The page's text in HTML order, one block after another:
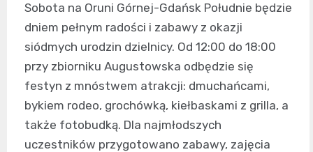
Sobota na Oruni Górnej-Gdańsk Południe będzie
dniem pełnym radości i zabawy z okazji
siódmych urodzin dzielnicy. Od 12:00 do 18:00
przy zbiorniku Augustowska odbędzie się
festyn z mnóstwem atrakcji: dmuchańcami,
bykiem rodeo, grochówką, kiełbaskami z grilla, a
także fotobudką. Dla najmłodszych
uczestników przygotowano zabawy, zajęcia